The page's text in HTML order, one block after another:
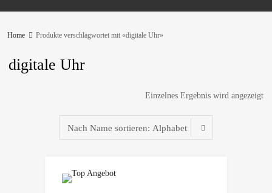
Home Produkte verschlagwortet mit «digitale Uhr»
digitale Uhr
Einzelnes Ergebnis wird angezeigt